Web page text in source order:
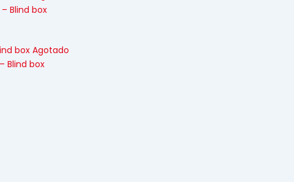
Blind box
Agotado
Blind box